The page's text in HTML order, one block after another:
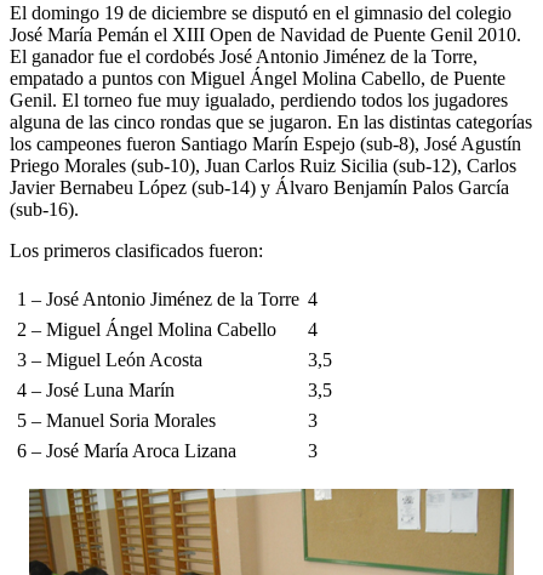
El domingo 19 de diciembre se disputó en el gimnasio del colegio
José María Pemán el XIII Open de Navidad de Puente Genil 2010.
El ganador fue el cordobés José Antonio Jiménez de la Torre,
empatado a puntos con Miguel Ángel Molina Cabello, de Puente
Genil. El torneo fue muy igualado, perdiendo todos los jugadores
alguna de las cinco rondas que se jugaron. En las distintas categorías
los campeones fueron Santiago Marín Espejo (sub-8), José Agustín
Priego Morales (sub-10), Juan Carlos Ruiz Sicilia (sub-12), Carlos
Javier Bernabeu López (sub-14) y Álvaro Benjamín Palos García
(sub-16).
Los primeros clasificados fueron:
1 – José Antonio Jiménez de la Torre 4
2 – Miguel Ángel Molina Cabello
4
3 – Miguel León Acosta
3,5
4 – José Luna Marín
3,5
5 – Manuel Soria Morales
3
6 – José María Aroca Lizana
3